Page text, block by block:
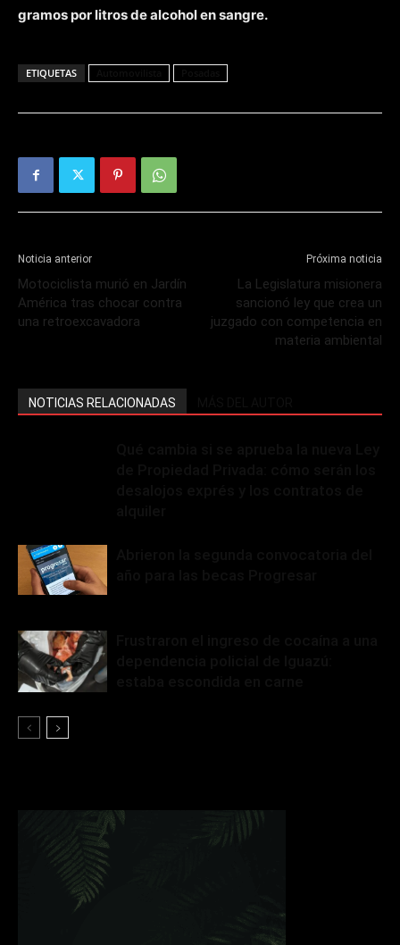
gramos por litros de alcohol en sangre.
ETIQUETAS
Noticia anterior
Motociclista murió en Jardín
América tras chocar contra
una retroexcavadora
Próxima noticia
La Legislatura misionera
sancionó ley que crea un
juzgado con competencia en
materia ambiental
NOTICIAS RELACIONADAS